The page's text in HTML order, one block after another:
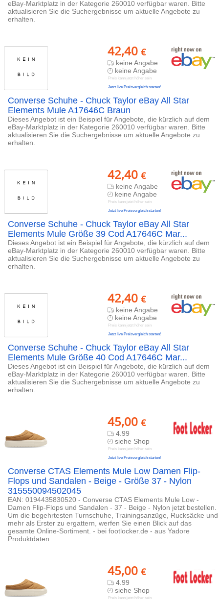
eBay-Marktplatz in der Kategorie 260010 verfügbar waren. Bitte
aktualisieren Sie die Suchergebnisse um aktuelle Angebote zu
erhalten.
42,40 €
keine Angabe
keine Angabe
Preis kann jetzt höher sein
Jetzt live Preisvergleich starten!
Converse Schuhe - Chuck Taylor eBay All Star
Elements Mule A17646C Braun
Dieses Angebot ist ein Beispiel für Angebote, die kürzlich auf dem
eBay-Marktplatz in der Kategorie 260010 verfügbar waren. Bitte
aktualisieren Sie die Suchergebnisse um aktuelle Angebote zu
erhalten.
42,40 €
keine Angabe
keine Angabe
Preis kann jetzt höher sein
Jetzt live Preisvergleich starten!
Converse Schuhe - Chuck Taylor eBay All Star
Elements Mule Größe 39 Cod A17646C Mar...
Dieses Angebot ist ein Beispiel für Angebote, die kürzlich auf dem
eBay-Marktplatz in der Kategorie 260010 verfügbar waren. Bitte
aktualisieren Sie die Suchergebnisse um aktuelle Angebote zu
erhalten.
42,40 €
keine Angabe
keine Angabe
Preis kann jetzt höher sein
Jetzt live Preisvergleich starten!
Converse Schuhe - Chuck Taylor eBay All Star
Elements Mule Größe 40 Cod A17646C Mar...
Dieses Angebot ist ein Beispiel für Angebote, die kürzlich auf dem
eBay-Marktplatz in der Kategorie 260010 verfügbar waren. Bitte
aktualisieren Sie die Suchergebnisse um aktuelle Angebote zu
erhalten.
45,00 €
4.99
siehe Shop
Preis kann jetzt höher sein
Jetzt live Preisvergleich starten!
Converse CTAS Elements Mule Low Damen Flip-
Flops und Sandalen - Beige - Größe 37 - Nylon
315550094502045
EAN: 0194435830520 - Converse CTAS Elements Mule Low -
Damen Flip-Flops und Sandalen - 37 - Beige - Nylon jetzt bestellen.
Um die begehrtesten Turnschuhe, Trainingsanzüge, Rucksäcke und
mehr als Erster zu ergattern, werfen Sie einen Blick auf das
gesamte Online-Sortiment. - bei footlocker.de - aus Yadore
Produktdaten
45,00 €
4.99
siehe Shop
Preis kann jetzt höher sein